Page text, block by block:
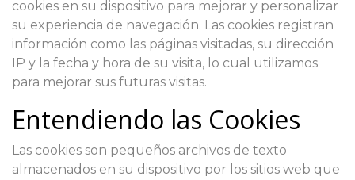
cookies en su dispositivo para mejorar y personalizar
su experiencia de navegación. Las cookies registran
información como las páginas visitadas, su dirección
IP y la fecha y hora de su visita, lo cual utilizamos
para mejorar sus futuras visitas.
Entendiendo las Cookies
Las cookies son pequeños archivos de texto
almacenados en su dispositivo por los sitios web que